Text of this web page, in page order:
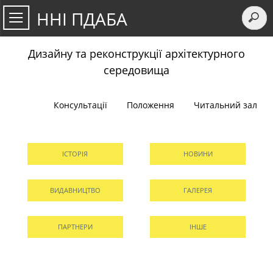
ННІ ПДАБА
Дизайну та реконструкції архітектурного
середовища
Консультації Положення Читальний зал
ІСТОРІЯ НОВИНИ
ВИДАВНИЦТВО ГАЛЕРЕЯ
ПАРТНЕРИ ІНШЕ